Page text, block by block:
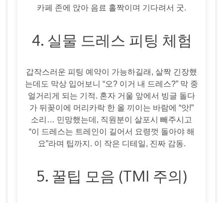
카페 존에 앉아 음료 홀짝이며 기다려서 굿.
4. 실물 드레스 피팅 체험
갑작스러운 피팅 예약이 가능하길래, 살짝 긴장했
는데도 막상 입어보니 “오? 이거 내 드레스?” 막 중
얼거리게 되는 기적. 혼자 거울 앞에서 빙글 돌다
가 뒤꽂이에 머리카락 한 올 끼이는 바람에 “앗!”
소리… 민망했는데, 직원분이 살포시 빼주시고
“이 드레스는 트레인이 길어서 요령껏 돌아야 해
요”라며 팁까지. 이 작은 디테일, 진짜 감동.
5. 꿀팁 모음 (TMI 주의)